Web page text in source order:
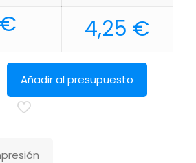
€ 4,25 €
Añadir al presupuesto